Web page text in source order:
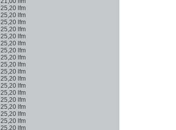
25,20 lfm
25,20 lfm
25,20 lfm
25,20 lfm
25,20 lfm
25,20 lfm
25,20 lfm
25,20 lfm
25,20 lfm
25,20 lfm
25,20 lfm
25,20 lfm
25,20 lfm
25,20 lfm
25,20 lfm
25,20 lfm
25,20 lfm
25,20 lfm